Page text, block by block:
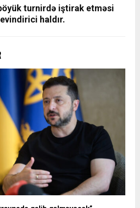
böyük turnirdə iştirak etməsi
haldır.